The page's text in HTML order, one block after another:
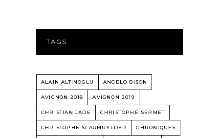
TAGS
ALAIN ALTINOGLU ANGELO BISON
AVIGNON 2018 AVIGNON 2019
CHRISTIAN JADE CHRISTOPHE SERMET
CHRISTOPHE SLAGMUYLDER CHRONIQUES